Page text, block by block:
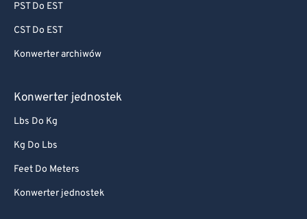
PST Do EST
CST Do EST
Konwerter archiwów
Konwerter jednostek
Lbs Do Kg
Kg Do Lbs
Feet Do Meters
Konwerter jednostek